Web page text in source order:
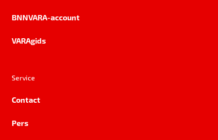
BNNVARA-account
VARAgids
Service
Contact
Pers